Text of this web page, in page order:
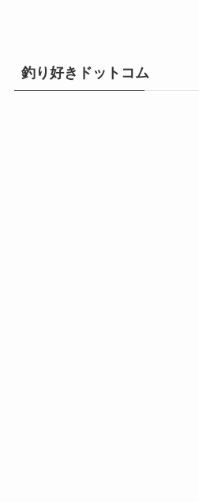
釣り好きドットコム